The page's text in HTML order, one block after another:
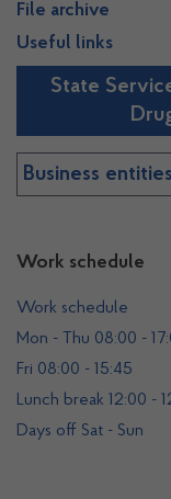
Work schedule
Work schedule
Mon - Thu 08:00 -
Fri 08:00 - 15:45
Lunch break 12:00 -
Days off Sat - Sun
File archive
Useful links
State
Business